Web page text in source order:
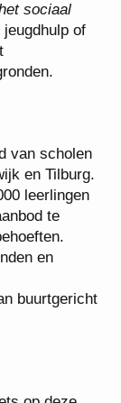
&
een
binnen het
van
ruim
een
en